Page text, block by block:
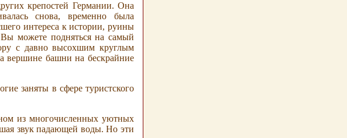
крепостей Германии. Она
снова, временно была
интереса к истории, руины
можете подняться на самый
с давно высохшим круглым
вершине башни на бескрайние
заняты в сфере туристского
из многочисленных уютных
звук падающей воды. Но эти